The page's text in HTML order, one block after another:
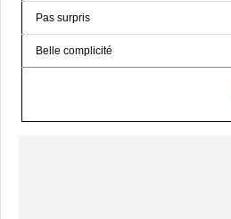
Pas surpris
Belle complicité